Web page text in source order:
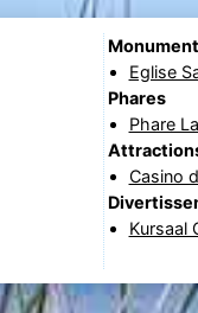
Eglise
Phares
Phare
Casino
Kursaal